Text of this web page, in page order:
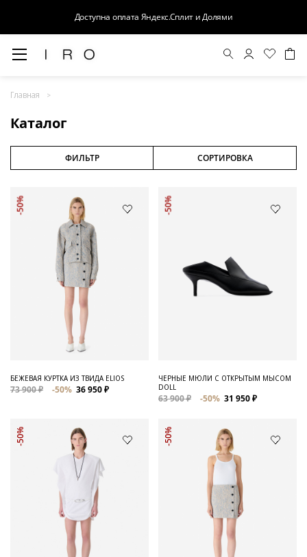
Доступна оплата Яндекс.Сплит и Долями
Главная
Каталог
Распродажа
Для нее
ФИЛЬТР СОРТИРОВКА
-50%
БЕЖЕВАЯ КУРТКА ИЗ ТВИДА ELIOS
73 900 ₽ -50% 36 950 ₽
-50%
ЧЕРНЫЕ МЮЛИ С ОТКРЫТЫМ МЫСОМ
DOLL
63 900 ₽ -50% 31 950 ₽
-50% -50%